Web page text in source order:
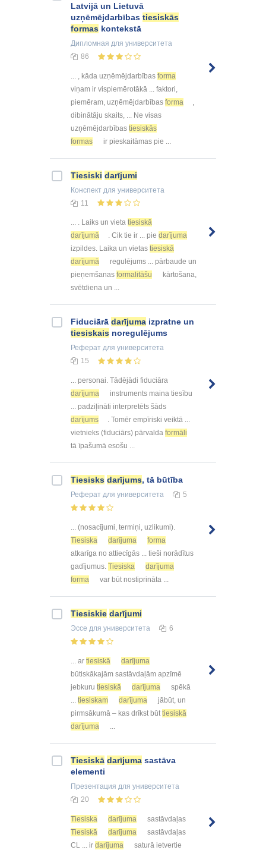
Latvijā un Lietuvā
uzņēmējdarbības tiesiskās
formas kontekstā
Дипломная для университета
86
... , kāda uzņēmējdarbības forma
viņam ir vispiemērotākā ... faktori,
piemēram, uzņēmējdarbības forma
dibinātāju skaits, ... Ne visas
uzņēmējdarbības tiesiskās
formas
ir pieskaitāmas pie ...
Tiesiski darījumi
Конспект для университета
11
... . Laiks un vieta tiesiskā
darījumā
. Cik tie ir ... pie darījuma
izpildes. Laika un vietas tiesiskā
darījumā
regulējums ... pārbaude un
pieņemšanas formalitāšu
kārtošana,
svētdiena un ...
Fiduciārā darījuma izpratne un
tiesiskais noregulējums
Реферат для университета
15
... personai. Tādējādi fiduciāra
darījuma
instruments maina tiesību
... padziļināti interpretēts šāds
darījums
. Tomēr empīriski veiktā ...
vietnieks (fiduciārs) pārvalda formāli
tā īpašumā esošu ...
Tiesisks darījums, tā būtība
Реферат для университета 5
... (nosacījumi, termiņi, uzlikumi).
Tiesiska
darījuma
forma
atkarīga no attiecīgās ... tieši norādītus
gadījumus. Tiesiska
darījuma
forma
var būt nostiprināta ...
Tiesiskie darījumi
Эссе для университета 6
... ar tiesiskā
darījuma
būtiskākajām sastāvdaļām apzīmē
jebkuru tiesiskā darījuma
spēkā
... tiesiskam darījuma
jābūt, un
pirmsākumā – kas drīkst būttiesiskā
darījuma
...
Tiesiskā darījuma sastāva
elementi
Презентация для университета
20
Tiesiska darījuma
sastāvdaļas
Tiesiskā
darījuma
sastāvdaļas
CL ... ir darījuma saturā ietvertie